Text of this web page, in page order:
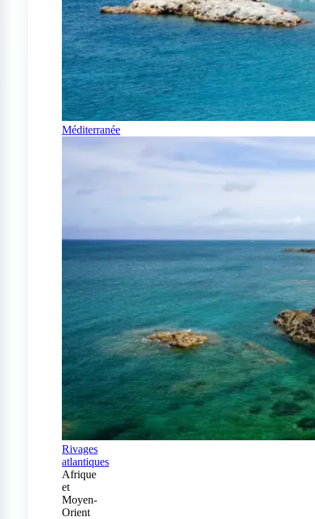
Méditerranée
Rivages
atlantiques
Afrique
et
Moyen-
Orient